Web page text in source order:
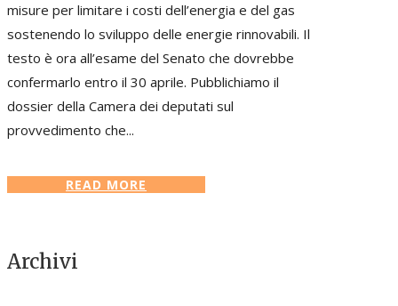
misure per limitare i costi dell’energia e del gas
sostenendo lo sviluppo delle energie rinnovabili. Il
testo è ora all’esame del Senato che dovrebbe
confermarlo entro il 30 aprile. Pubblichiamo il
dossier della Camera dei deputati sul
provvedimento che...
READ MORE
Archivi